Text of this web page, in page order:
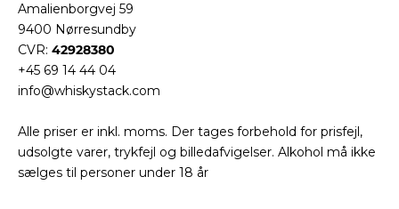
Amalienborgvej 59
9400 Nørresundby
CVR: 42928380
+45 69 14 44 04
info@whiskystack.com
Alle priser er inkl. moms. Der tages forbehold for prisfejl,
udsolgte varer, trykfejl og billedafvigelser. Alkohol må ikke
sælges til personer under 18 år